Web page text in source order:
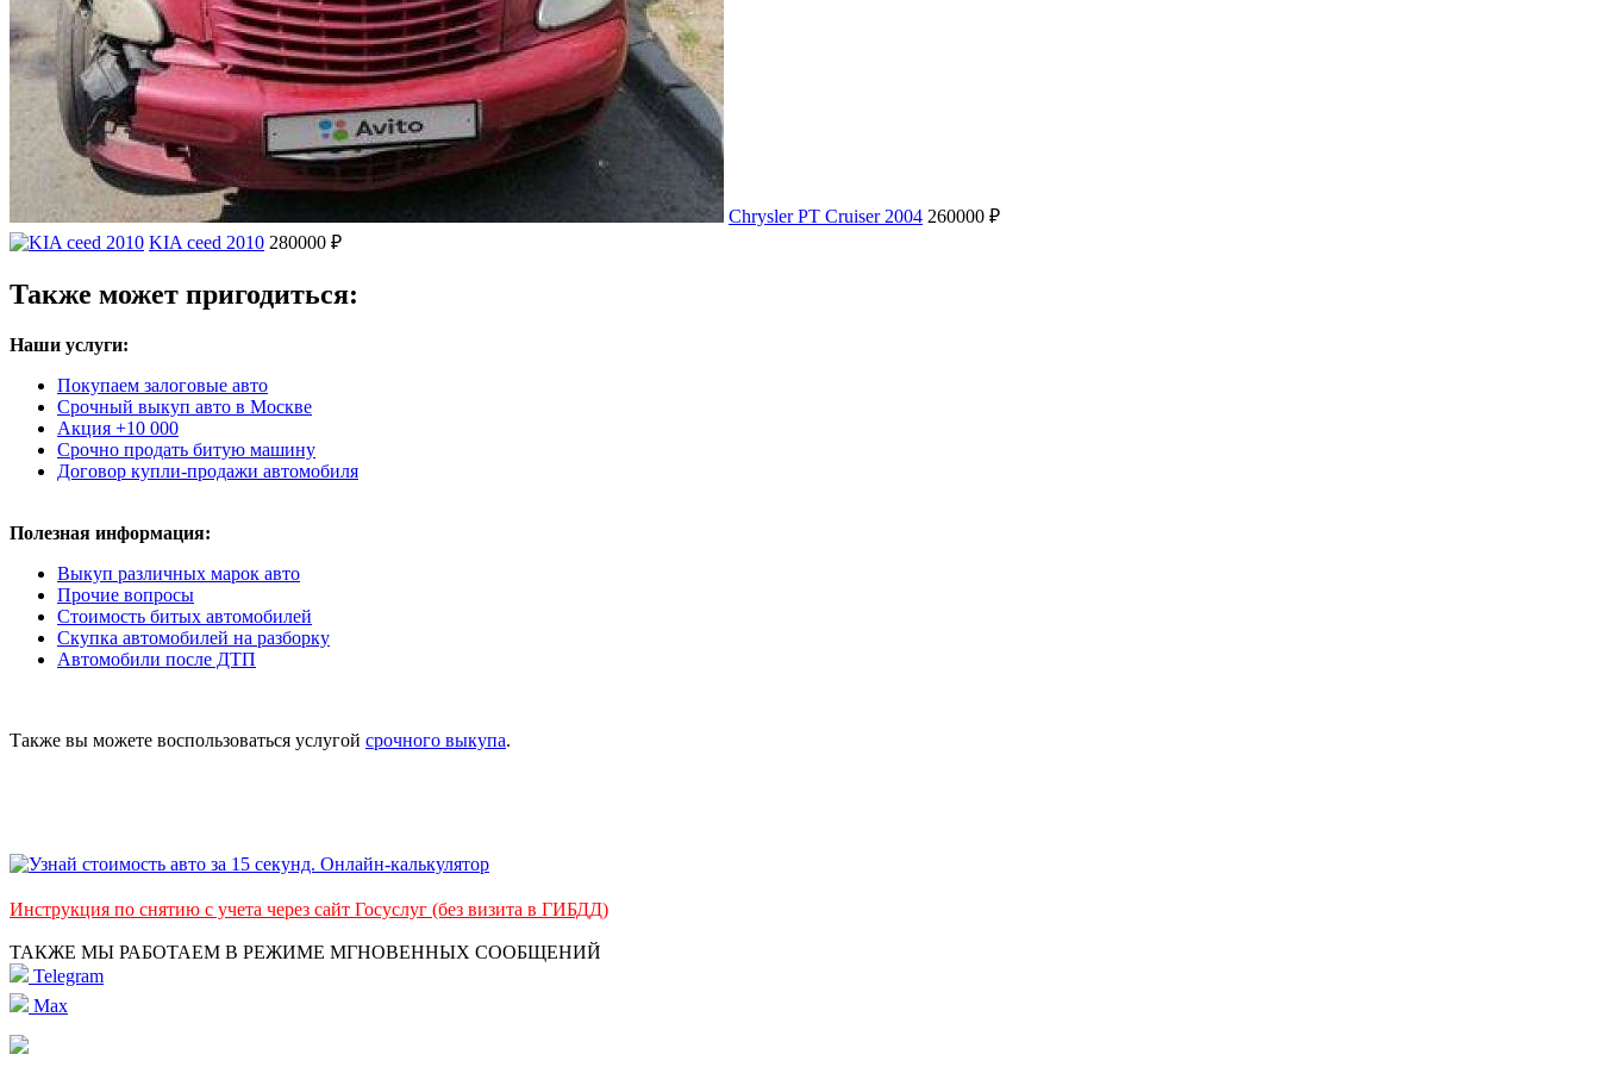
Chrysler PT Cruiser 2004 260000 ₽
KIA ceed 2010 280000 ₽
Также может пригодиться:
Наши услуги:
Покупаем залоговые авто
Срочный выкуп авто в Москве
Акция +10 000
Срочно продать битую машину
Договор купли-продажи автомобиля
Полезная информация:
Выкуп различных марок авто
Прочие вопросы
Стоимость битых автомобилей
Скупка автомобилей на разборку
Автомобили после ДТП
Также вы можете воспользоваться услугой срочного выкупа.
Инструкция по снятию с учета через сайт Госуслуг (без визита в ГИБДД)
ТАКЖЕ МЫ РАБОТАЕМ В РЕЖИМЕ МГНОВЕННЫХ СООБЩЕНИЙ
Telegram
Max